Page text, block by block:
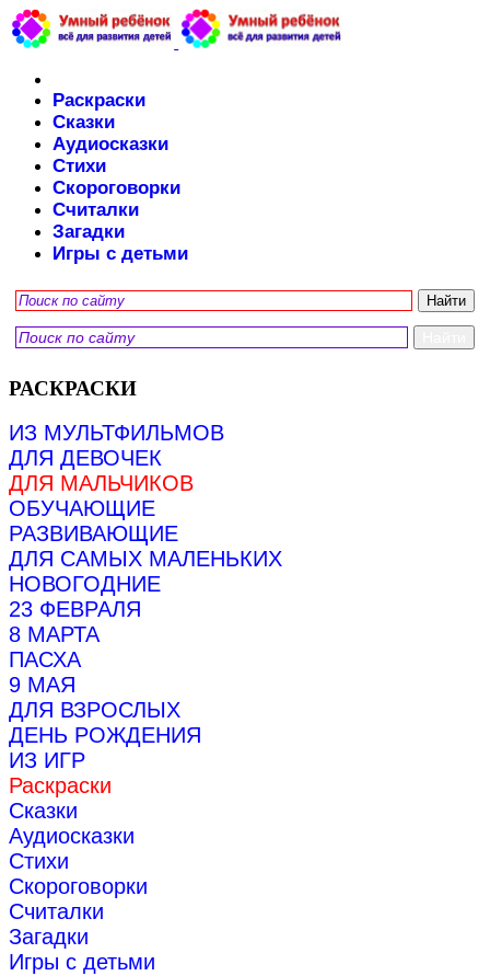
Раскраски
Сказки
Аудиосказки
Стихи
Скороговорки
Считалки
Загадки
Игры с детьми
РАСКРАСКИ
ИЗ МУЛЬТФИЛЬМОВ
ДЛЯ ДЕВОЧЕК
ДЛЯ МАЛЬЧИКОВ
ОБУЧАЮЩИЕ
РАЗВИВАЮЩИЕ
ДЛЯ САМЫХ МАЛЕНЬКИХ
НОВОГОДНИЕ
23 ФЕВРАЛЯ
8 МАРТА
ПАСХА
9 МАЯ
ДЛЯ ВЗРОСЛЫХ
ДЕНЬ РОЖДЕНИЯ
ИЗ ИГР
Раскраски
Сказки
Аудиосказки
Стихи
Скороговорки
Считалки
Загадки
Игры с детьми